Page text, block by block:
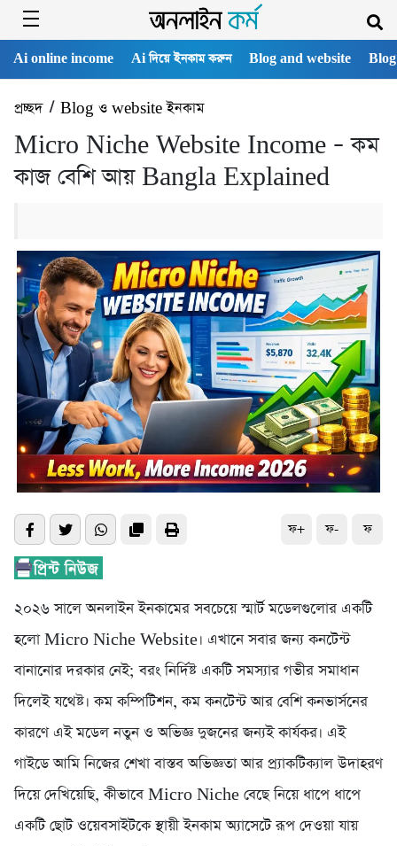
Ai online income Ai দিয়ে ইনকাম করুন Blog and website
প্রচ্ছদ/ Blog ও website ইনকাম
Micro Niche Website Income – কম
কাজ বেশি আয় Bangla Explained
ফ+ ফ- ফ
২০২৬ সালে অনলাইন ইনকামের সবচেয়ে স্মার্ট মডেলগুলোর একটি
হলো Micro Niche Website। এখানে সবার জন্য কনটেন্ট
বানানোর দরকার নেই; বরং নির্দিষ্ট একটি সমস্যার গভীর সমাধান
দিলেই যথেষ্ট। কম কম্পিটিশন, কম কনটেন্ট আর বেশি কনভার্সনের
কারণে এই মডেল নতুন ও অভিজ্ঞ দুজনের জন্যই কার্যকর। এই
গাইডে আমি নিজের শেখা বাস্তব অভিজ্ঞতা আর প্র্যাকটিক্যাল উদাহরণ
দিয়ে দেখিয়েছি, কীভাবে Micro Niche বেছে নিয়ে ধাপে ধাপে
একটি ছোট ওয়েবসাইটকে স্থায়ী ইনকাম অ্যাসেটে রূপ দেওয়া যায়